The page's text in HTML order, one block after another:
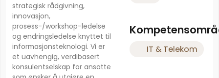
strategisk rådgivning,
innovasjon,
prosess-/workshop-ledelse
og endringsledelse knyttet til
informasjonsteknologi. Vi er
et uavhengig, verdibasert
konsulentselskap for ansatte
IT & Telekom